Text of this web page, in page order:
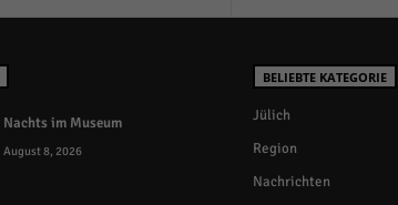
Nachts im Museum
August 8, 2026
BELIEBTE KATEGORIE
Jülich
Region
Nachrichten